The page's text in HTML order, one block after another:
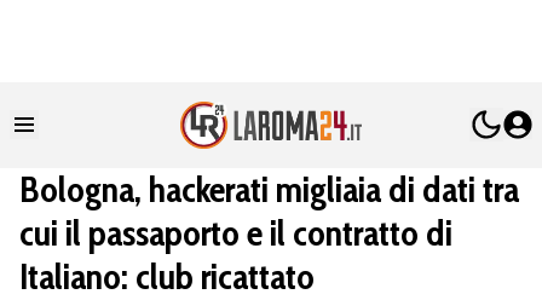
Bologna, hackerati migliaia di dati tra
cui il passaporto e il contratto di
Italiano: club ricattato